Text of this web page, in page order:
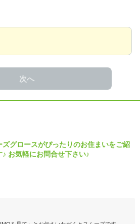
次へ
ズグロースがぴったりのお住まいをご紹
♪ お気軽にお問合せ下さい♪